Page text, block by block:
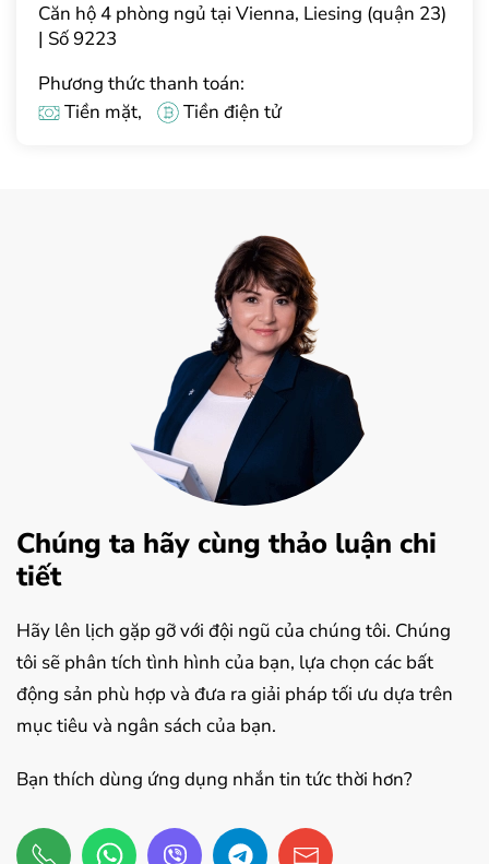
Căn hộ 4 phòng ngủ tại Vienna, Liesing (quận 23)
| Số 9223
Phương thức thanh toán:
Tiền mặt,
Tiền điện tử
Chúng ta hãy cùng thảo luận chi
tiết
Hãy lên lịch gặp gỡ với đội ngũ của chúng tôi. Chúng
tôi sẽ phân tích tình hình của bạn, lựa chọn các bất
động sản phù hợp và đưa ra giải pháp tối ưu dựa trên
mục tiêu và ngân sách của bạn.
Bạn thích dùng ứng dụng nhắn tin tức thời hơn?